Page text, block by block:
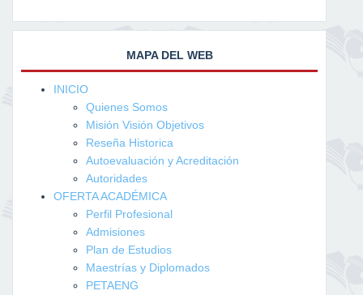
MAPA DEL WEB
INICIO
Quienes Somos
Misión Visión Objetivos
Reseña Historica
Autoevaluación y Acreditación
Autoridades
OFERTA ACADÉMICA
Perfil Profesional
Admisiones
Plan de Estudios
Maestrías y Diplomados
PETAENG